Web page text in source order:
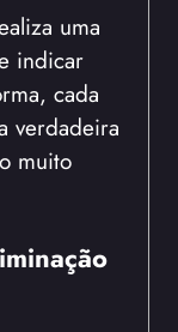
uma
indicar
cada
verdadeira
muito